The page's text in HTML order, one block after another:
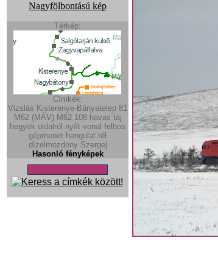
Nagyfölbontású kép
Térkép:
Címkék:
Vizslás Kisterenye-Bányatelep 81
M62 (MÁV) M62 108 havas táj
hegyek oldalról nyílt vonal felhos
gépmenet hangulat tél
dízelmozdony Szergej
Hasonló fényképek